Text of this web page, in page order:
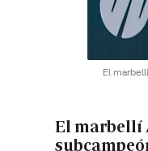
El
El marbellí